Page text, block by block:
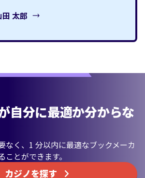
田 太郎
自分に最適か分からな
なく、1 分以内に最適なブックメーカ
とができます。
カジノを探す